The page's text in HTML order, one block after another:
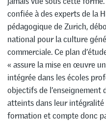
confiée à des experts de la
pédagogique de Zurich,
national pour la culture
commerciale. Ce plan
« assure la mise en œuvre
intégrée dans les écoles
objectifs de l’enseignement
atteints dans leur
formation et compte donc